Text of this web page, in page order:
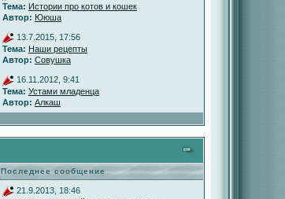
Тема: Истории про котов и кошек
Автор: Ююша
13.7.2015, 17:56
Тема: Наши рецепты
Автор: Совушка
16.11.2012, 9:41
Тема: Устами младенца
Автор: Алкаш
Последнее сообщение
21.9.2013, 18:46